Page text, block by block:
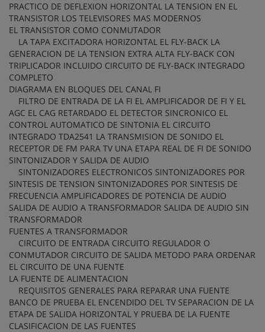
PRACTICO DE DEFLEXION HORIZONTAL LA TENSION EN EL
TRANSISTOR LOS TELEVISORES MAS MODERNOS
EL TRANSISTOR COMO CONMUTADOR
LA TAPA EXCITADORA HORIZONTAL EL FLY-BACK LA
GENERACION DE LA TENSION EXTRA ALTA FLY-BACK CON
TRIPLICADOR INCLUIDO CIRCUITO DE FLY-BACK INTEGRADO
COMPLETO
DIAGRAMA EN BLOQUES DEL CANAL FI
FILTRO DE ENTRADA DE LA FI EL AMPLIFICADOR DE FI Y EL
AGC EL CAG RETARDADO EL DETECTOR SINCRONICO EL
CONTROL AUTOMATICO DE SINTONIA EL CIRCUITO
INTEGRADO TDA2541 LA TRANSMISION DE SONIDO EL
RECEPTOR DE FM PARA TV UNA ETAPA REAL DE FI DE SONIDO
SINTONIZADOR Y SALIDA DE AUDIO
SINTONIZADORES ELECTRONICOS SINTONIZADORES POR
SINTESIS DE TENSION SINTONIZADORES POR SINTESIS DE
FRECUENCIA AMPLIFICADORES DE POTENCIA DE AUDIO
SALIDA DE AUDIO A TRANSFORMADOR SALIDA DE AUDIO SIN
TRANSFORMADOR
FUENTES A TRANSFORMADOR
CIRCUITO DE ENTRADA CIRCUITO REGULADOR O
CONMUTADOR CIRCUITO DE SALIDA METODO PARA ORDENAR
EL CIRCUITO DE UNA FUENTE
LA FUENTE DE ALIMENTACION
REQUISITOS GENERALES PARA REPARAR UNA FUENTE
BANCO DE PRUEBA EL ENCENDIDO DEL TV SEPARACION DE LA
ETAPA DE SALIDA HORIZONTAL Y PRUEBA DE LA FUENTE
CLASIFICACION DE LAS FUENTES